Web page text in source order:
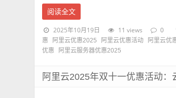
阅读全文
2025年10月19日 11 views 0
惠
阿里云优惠2025 阿里云优惠活动 阿里云优
优惠
阿里云服务器优惠2025
阿里云2025年双十一优惠活动